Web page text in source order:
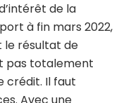
de la
à fin mars 2022,
le résultat de
pas totalement
crédit. Il faut